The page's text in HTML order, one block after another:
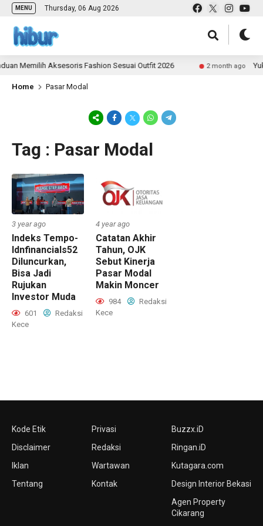
MENU Thursday, 06 Aug 2026
Memilih Aksesoris Fashion Sesuai Outfit 2026 2 month ago
Home Pasar Modal
Tag : Pasar Modal
3 year ago
Indeks Tempo-
Idnfinancials52
Diluncurkan,
Bisa Jadi
Rujukan
Investor Muda
601
Redaksi
Kece
4 year ago
Catatan Akhir
Tahun, OJK
Sebut Kinerja
Pasar Modal
Makin Moncer
984
Redaksi
Kece
Kode Etik
Disclaimer
Iklan
Tentang
Privasi
Redaksi
Wartawan
Kontak
Buzzx.iD
Ringan.iD
Kutagara.com
Design Interior Bekasi
Agen Property
Cikarang